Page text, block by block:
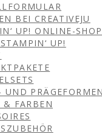
BEI CREATIVEJU
UP! ONLINE-SHOP
UP!
UND
& FARBEN